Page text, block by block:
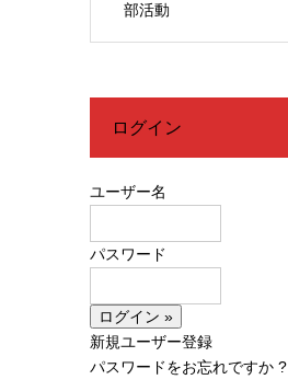
部活動
ログイン
ユーザー名
パスワード
新規ユーザー登録
パスワードをお忘れですか ?